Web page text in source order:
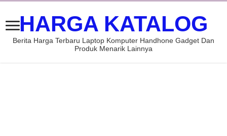
HARGA KATALOG
Berita Harga Terbaru Laptop Komputer Handhone Gadget Dan
Produk Menarik Lainnya